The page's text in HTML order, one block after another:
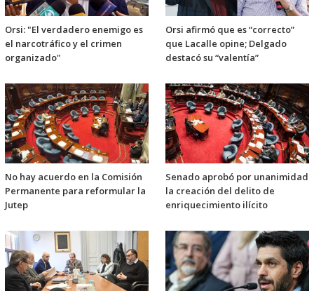
Orsi: "El verdadero enemigo es
el narcotráfico y el crimen
organizado"
Orsi afirmó que es “correcto”
que Lacalle opine; Delgado
destacó su “valentía”
No hay acuerdo en la Comisión
Permanente para reformular la
Jutep
Senado aprobó por unanimidad
la creación del delito de
enriquecimiento ilícito